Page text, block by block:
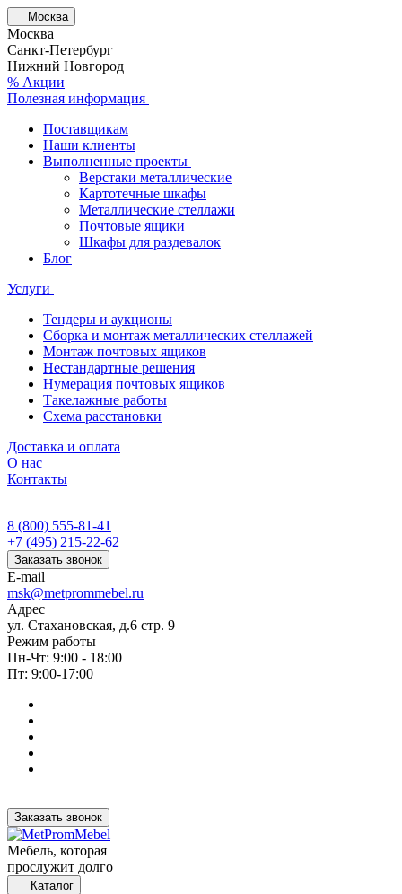
Москва
Москва
Санкт-Петербург
Нижний Новгород
% Акции
Полезная информация
Поставщикам
Наши клиенты
Выполненные проекты
Верстаки металлические
Картотечные шкафы
Металлические стеллажи
Почтовые ящики
Шкафы для раздевалок
Блог
Услуги
Тендеры и аукционы
Сборка и монтаж металлических стеллажей
Монтаж почтовых ящиков
Нестандартные решения
Нумерация почтовых ящиков
Такелажные работы
Схема расстановки
Доставка и оплата
О нас
Контакты
8 (800) 555-81-41
+7 (495) 215-22-62
Заказать звонок
E-mail
msk@metprommebel.ru
Адрес
ул. Стахановская, д.6 стр. 9
Режим работы
Пн-Чт: 9:00 - 18:00
Пт: 9:00-17:00
Заказать звонок
Мебель, которая
прослужит долго
Каталог